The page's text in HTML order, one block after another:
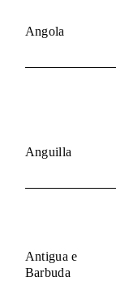
Angola
Anguilla
Antigua e
Barbuda